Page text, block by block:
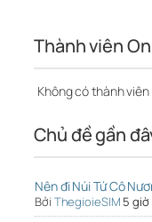
Thành viên
Không có thành
Chủ đề gần
Nên đi Núi Tứ Cô
Bởi ThegioieSIM 5